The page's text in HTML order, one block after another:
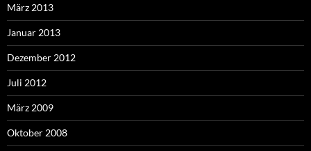
März 2013
Januar 2013
Dezember 2012
Juli 2012
März 2009
Oktober 2008